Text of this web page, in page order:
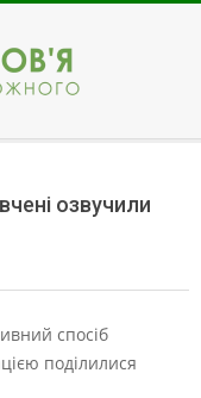
озвучили
спосіб
поділилися